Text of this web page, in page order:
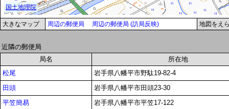
大きなマップ 周辺の郵便局 周辺の郵便局 (訪局反映) 地図をえ
近隣の郵便局
局名
所在地
松尾
岩手県八幡平市野駄19-82-4
田頭
岩手県八幡平市田頭23-30
平笠簡易
岩手県八幡平市平笠17-122